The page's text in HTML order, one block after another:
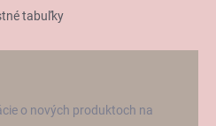
tabuľky
o nových produktoch na